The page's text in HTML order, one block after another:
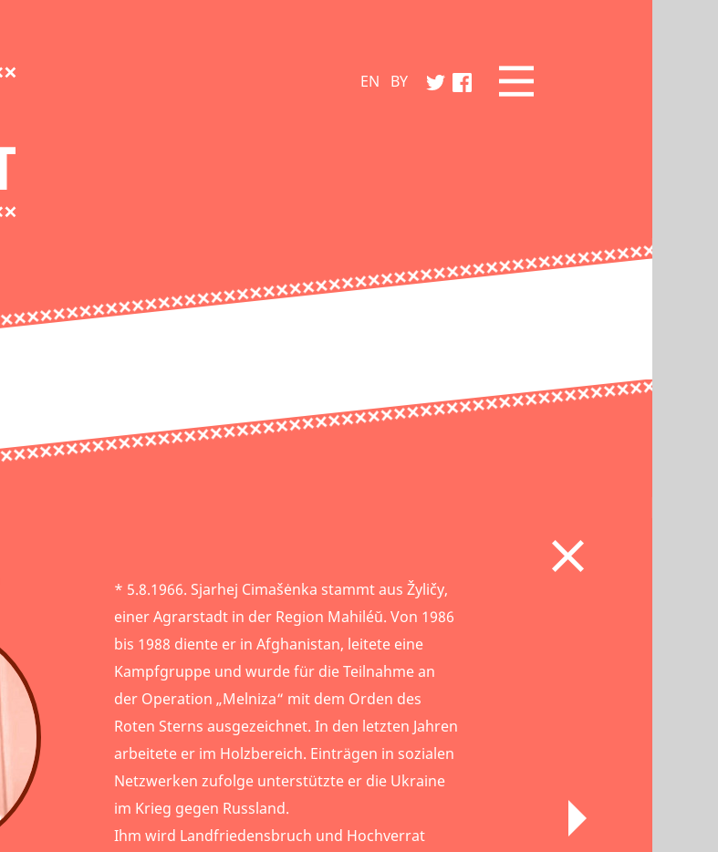
EN BY
* 5.8.1966. Sjarhej Cimašėnka stammt aus Žyličy,
einer Agrarstadt in der Region Mahiléŭ. Von 1986
bis 1988 diente er in Afghanistan, leitete eine
Kampfgruppe und wurde für die Teilnahme an
der Operation „Melniza“ mit dem Orden des
Roten Sterns ausgezeichnet. In den letzten Jahren
arbeitete er im Holzbereich. Einträgen in sozialen
Netzwerken zufolge unterstützte er die Ukraine
im Krieg gegen Russland.
Ihm wird Landfriedensbruch und Hochverrat